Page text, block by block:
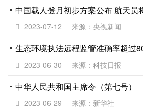
中国载人登月初步方案公布 航天员
2023-07-12 来源：央视新闻
生态环境执法远程监管准确率超过
2023-06-30 来源：科技日报
中华人民共和国主席令（第七号）
2023-06-29 来源：新华社